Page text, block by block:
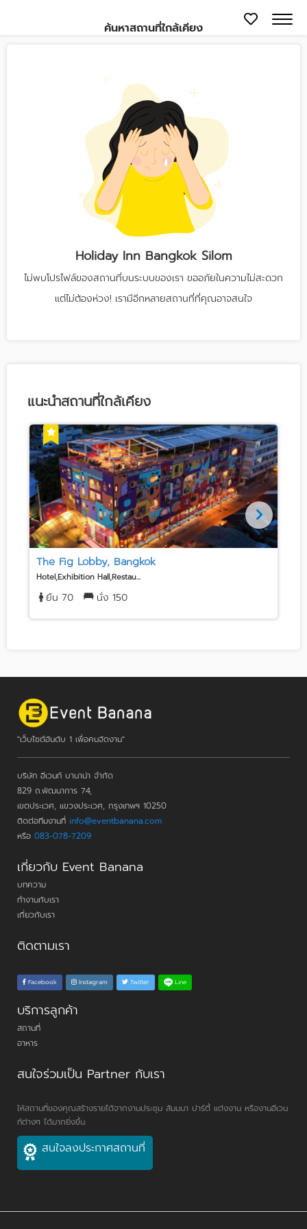
Holiday Inn Bangkok Silom
ไม่พบโปรไฟล์ของสถานที่บนระบบของเรา ขออภัยในความไม่สะดวก
แต่ไม่ต้องห่วง! เรามีอีกหลายสถานที่ที่คุณอาจสนใจ
ค้นหาสถานที่ใกล้เคียง
แนะนำสถานที่ใกล้เคียง
The Fig Lobby, Bangkok
Hotel,Exhibition Hall,Restau...
ยืน 70 นั่ง 150
"เว็บไซต์อันดับ 1 เพื่อคนจัดงาน"
บริษัท อีเวนท์ บานาน่า จำกัด
829 ถ.พัฒนาการ 74,
เขตประเวศ, แขวงประเวศ, กรุงเทพฯ 10250
ติดต่อทีมงานที่ info@eventbanana.com
หรือ 083-078-7209
เกี่ยวกับ Event Banana
บทความ
ทำงานกับเรา
เกี่ยวกับเรา
ติดตามเรา
Facebook Instagram Twitter Line
บริการลูกค้า
สถานที่
อาหาร
สนใจร่วมเป็น Partner กับเรา
ให้สถานที่ของคุณสร้างรายได้จากงานประชุม สัมมนา ปาร์ตี้ แต่งงาน หรืองานอีเวน
ท์ต่างๆ ได้มากยิ่งขึ้น
สนใจลงประกาศสถานที่